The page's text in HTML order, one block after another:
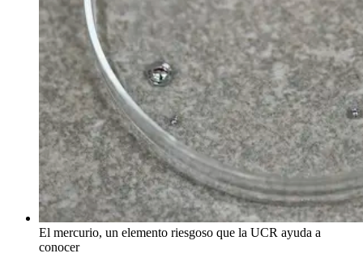
El mercurio, un elemento riesgoso que la UCR ayuda a
conocer